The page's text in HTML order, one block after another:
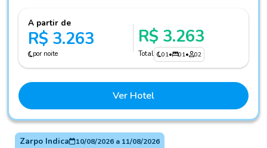
A partir de
R$ 3.263
por noite
R$ 3.263
Total 01• 01• 02
Ver Hotel
Zarpo Indica 10/08/2026a 11/08/2026